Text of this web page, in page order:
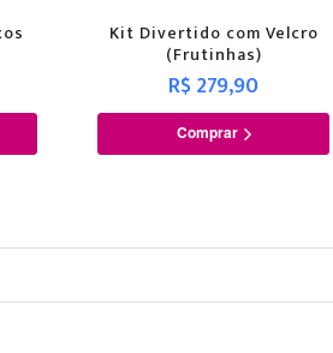
Kit Divertido com Velcro
(Frutinhas)
R$ 279,90
Comprar